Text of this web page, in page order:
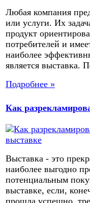
Любая компания
или услуги. Их
продукт
потребителей и
наиболее
является выставка.
Подробнее »
Как
Выставка - это
наиболее выгодно
потенциальным
выставке, если,